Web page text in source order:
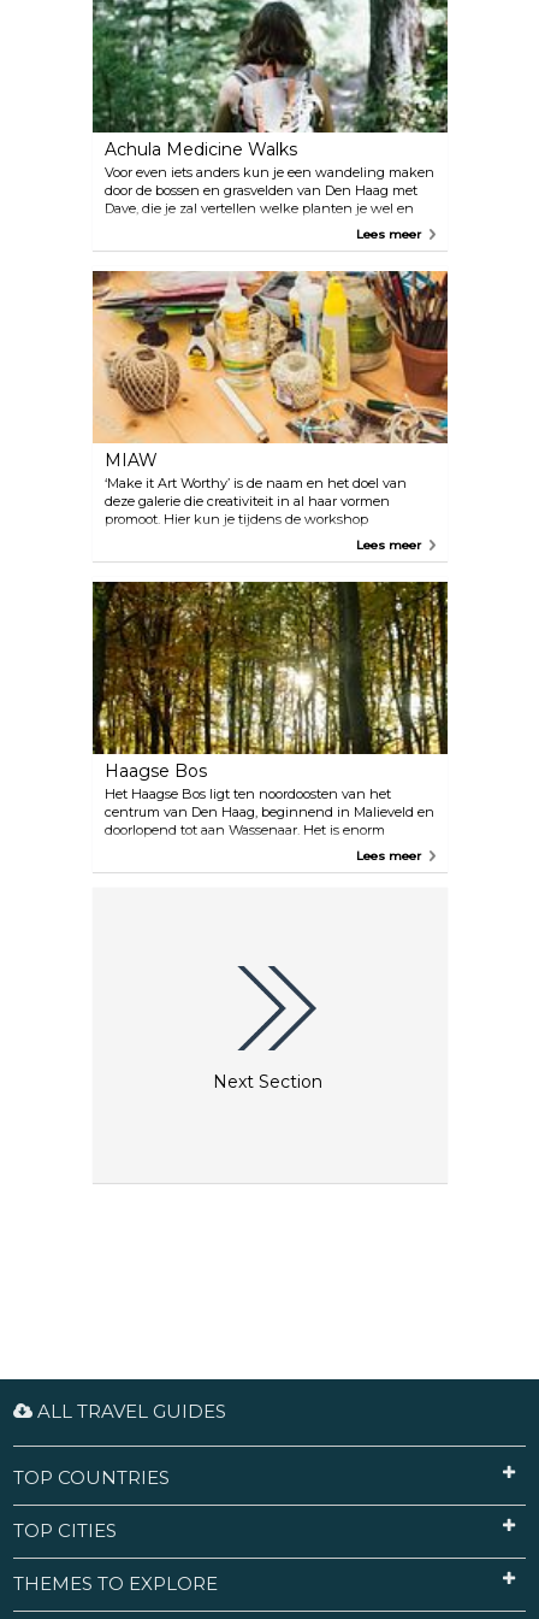
op verzoek toegankelijk zijn voor leden van de
vereniging en het publiek. Het is raadzaam om
contact op te nemen met de studio voor meer
informatie over lidmaatschappen en gasttoegang,
aangezien sommige evenementen alleen voor
leden zijn, terwijl andere voor iedereen toegankelijk
zijn. Het café/restaurant is een goede plek om te
beginnen, aangezien het overdag open is voor het
publiek.
Achula Medicine Walks
Voor even iets anders kun je een wandeling maken
door de bossen en grasvelden van Den Haag met
Dave, die je zal vertellen welke planten je wel en
niet kunt eten en welke planten geneeskrachtige
een plek kunt boeken, is dit een leuke aanvulling
op elke reisroute.
Lees meer
MIAW
‘Make it Art Worthy’ is de naam en het doel van
deze galerie die creativiteit in al haar vormen
promoot. Hier kun je tijdens de workshop
Droogvilten je eigen cadeaus ontwerpen met
hergebruikte materialen en ze in sprankelende stijl
bedacht tijdens de workshop doosjes pimpen. De
ruimte is ook toegankelijk voor muzikanten van alle
niveaus om in te spelen, een geweldige manier om
gelijkgestemde mensen te ontmoeten en samen te
genieten. Deze organisatie zonder winstoogmerk
wordt gerund door vrijwilligers en wordt
onderhouden door donaties, dus voor sommige
evenementen en workshops is een klein bedrag
nodig, maar voor het grootste deel kunnen
bezoekers gratis genieten van de tentoonstellingen.
Lees meer
Haagse Bos
Het Haagse Bos ligt ten noordoosten van het
centrum van Den Haag, beginnend in Malieveld en
doorlopend tot aan Wassenaar. Het is enorm
belangrijk voor de geschiedenis van de stad,
groene ruimtes, een hertenkamp en een vijver in
het centrum, wat een geweldig scenario is voor
zowat elk evenement of elke activiteit.
Lees meer
Next Section
ALL TRAVEL GUIDES
TOP COUNTRIES
TOP CITIES
THEMES TO EXPLORE